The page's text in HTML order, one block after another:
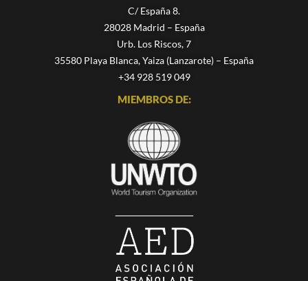
C/ España 8.
28028 Madrid – España
Urb. Los Riscos, 7
35580 Playa Blanca, Yaiza (Lanzarote) – España
+34 928 519 049
MIEMBROS DE: